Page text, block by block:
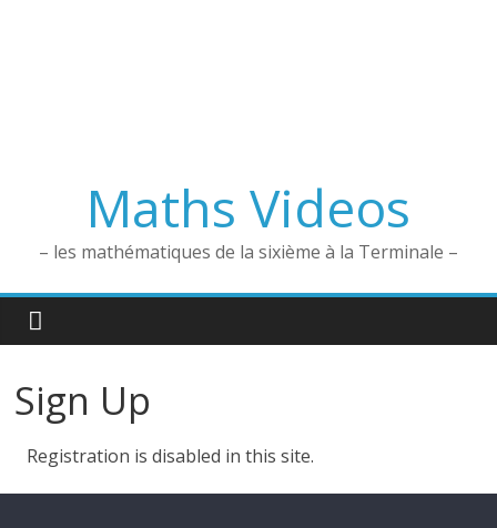
Maths Videos
– les mathématiques de la sixième à la Terminale –
Sign Up
Registration is disabled in this site.